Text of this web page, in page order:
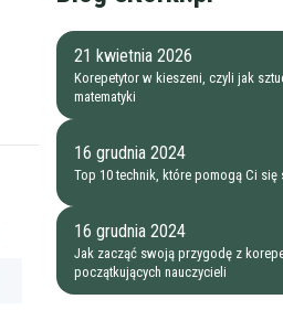
21 kwietnia 2026
Korepetytor w kieszeni, czyli jak
matematyki
16 grudnia 2024
Top 10 technik, które pomogą Ci
16 grudnia 2024
Jak zacząć swoją przygodę z
początkujących nauczycieli